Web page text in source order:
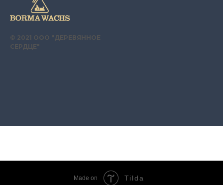
© 2021 ООО "ДЕРЕВЯННОЕ
СЕРДЦЕ"
Made on Tilda